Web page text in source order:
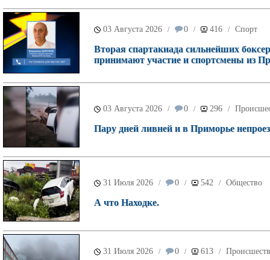
03 Августа 2026 / 0 / 416 / Спорт
Вторая спартакиада сильнейших
принимают участие и спортсмены из
03 Августа 2026 / 0 / 296 /
Пару дней ливней и в Приморье
31 Июля 2026 / 0 / 542 / Общество
А что Находке.
31 Июля 2026 / 0 / 613 /